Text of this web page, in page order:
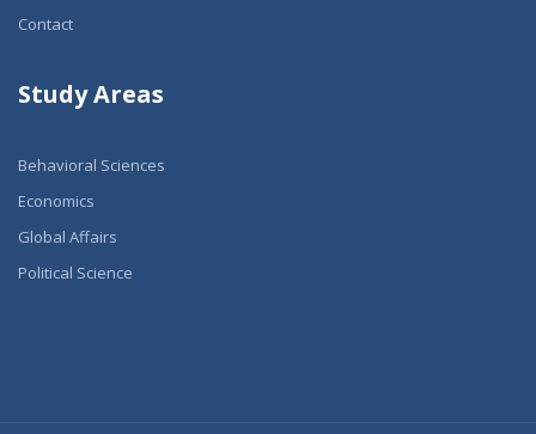
Contact
Study Areas
Behavioral Sciences
Economics
Global Affairs
Political Science